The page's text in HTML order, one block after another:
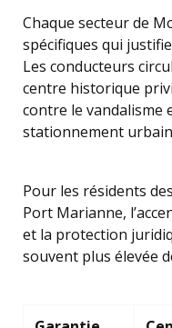
Chaque secteur de
spécifiques qui
Les conducteurs
centre historique
contre le vandalisme
stationnement
Pour les résidents
Port Marianne,
et la protection
souvent plus élevée